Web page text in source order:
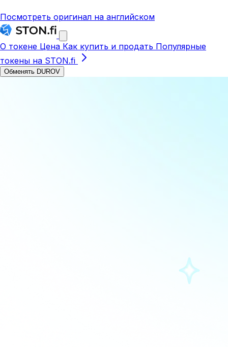
Посмотреть оригинал на английском
О токене Цена Как купить и продать Популярные
токены на STON.fi
Обменять DUROV